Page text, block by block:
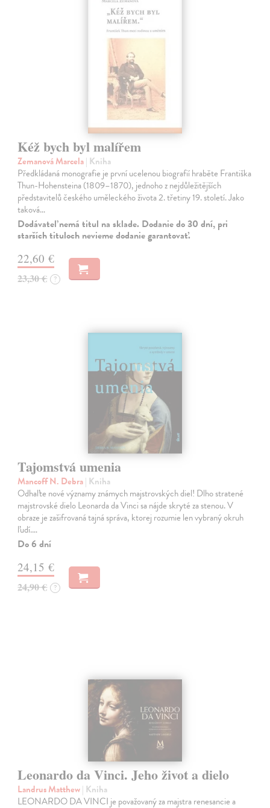
Kéž bych byl malířem
Zemanová Marcela| Kniha
Předkládaná monografie je první ucelenou biografií hraběte Františka
Thun-Hohensteina (1809–1870), jednoho z nejdůležitějších
představitelů českého uměleckého života 2. třetiny 19. století. Jako
taková…
Dodávateľ nemá titul na sklade. Dodanie do 30 dní, pri
starších tituloch nevieme dodanie garantovať.
22,60 €
23,30 € ?
Tajomstvá umenia
Mancoff N. Debra| Kniha
Odhaľte nové významy známych majstrovských diel! Dlho stratené
majstrovské dielo Leonarda da Vinci sa nájde skryté za stenou. V
obraze je zašifrovaná tajná správa, ktorej rozumie len vybraný okruh
ľudí.…
Do 6 dní
24,15 €
24,90 € ?
Leonardo da Vinci. Jeho život a dielo
Landrus Matthew| Kniha
LEONARDO DA VINCI je považovaný za majstra renesancie a